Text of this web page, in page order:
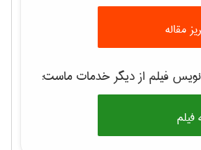
مقاله
فیلم از دیگر خدمات ماست: